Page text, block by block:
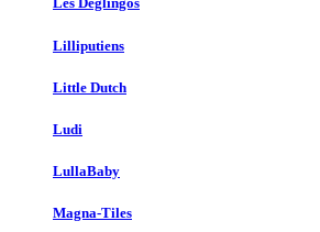
Lilliputiens
Little Dutch
Ludi
LullaBaby
Magna-Tiles